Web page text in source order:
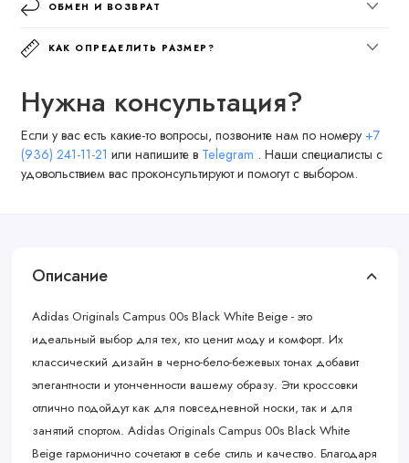
ОБМЕН И ВОЗВРАТ
КАК ОПРЕДЕЛИТЬ РАЗМЕР?
Нужна консультация?
Если у вас есть какие-то вопросы, позвоните нам по номеру +7
(936) 241-11-21 или напишите в Telegram . Наши специалисты с
удовольствием вас проконсультируют и помогут с выбором.
Описание
Adidas Originals Campus 00s Black White Beige - это
идеальный выбор для тех, кто ценит моду и комфорт. Их
классический дизайн в черно-бело-бежевых тонах добавит
элегантности и утонченности вашему образу. Эти кроссовки
отлично подойдут как для повседневной носки, так и для
занятий спортом. Adidas Originals Campus 00s Black White
Beige гармонично сочетают в себе стиль и качество. Благодаря